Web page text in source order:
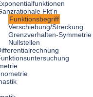
Fkt'n
Funktionsbegriff
Verschiebung/Streckung
Grenzverhalten-Symmetrie
Nullstellen